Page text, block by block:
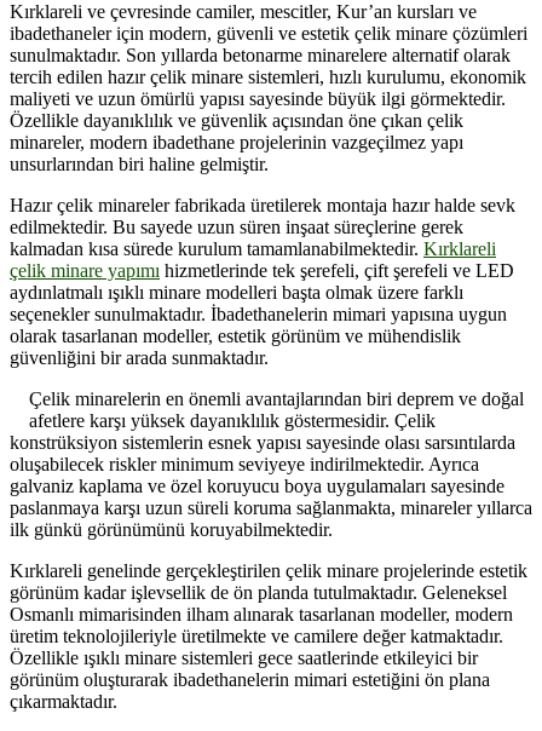
Kırklareli ve çevresinde camiler, mescitler, Kur’an kursları ve
ibadethaneler için modern, güvenli ve estetik çelik minare çözümleri
sunulmaktadır. Son yıllarda betonarme minarelere alternatif olarak
tercih edilen hazır çelik minare sistemleri, hızlı kurulumu, ekonomik
maliyeti ve uzun ömürlü yapısı sayesinde büyük ilgi görmektedir.
Özellikle dayanıklılık ve güvenlik açısından öne çıkan çelik
minareler, modern ibadethane projelerinin vazgeçilmez yapı
unsurlarından biri haline gelmiştir.
Hazır çelik minareler fabrikada üretilerek montaja hazır halde sevk
edilmektedir. Bu sayede uzun süren inşaat süreçlerine gerek
kalmadan kısa sürede kurulum tamamlanabilmektedir. Kırklareli
çelik minare yapımı hizmetlerinde tek şerefeli, çift şerefeli ve LED
aydınlatmalı ışıklı minare modelleri başta olmak üzere farklı
seçenekler sunulmaktadır. İbadethanelerin mimari yapısına uygun
olarak tasarlanan modeller, estetik görünüm ve mühendislik
güvenliğini bir arada sunmaktadır.
Çelik minarelerin en önemli avantajlarından biri deprem ve doğal
afetlere karşı yüksek dayanıklılık göstermesidir. Çelik
konstrüksiyon sistemlerin esnek yapısı sayesinde olası sarsıntılarda
oluşabilecek riskler minimum seviyeye indirilmektedir. Ayrıca
galvaniz kaplama ve özel koruyucu boya uygulamaları sayesinde
paslanmaya karşı uzun süreli koruma sağlanmakta, minareler yıllarca
ilk günkü görünümünü koruyabilmektedir.
Kırklareli genelinde gerçekleştirilen çelik minare projelerinde estetik
görünüm kadar işlevsellik de ön planda tutulmaktadır. Geleneksel
Osmanlı mimarisinden ilham alınarak tasarlanan modeller, modern
üretim teknolojileriyle üretilmekte ve camilere değer katmaktadır.
Özellikle ışıklı minare sistemleri gece saatlerinde etkileyici bir
görünüm oluşturarak ibadethanelerin mimari estetiğini ön plana
çıkarmaktadır.